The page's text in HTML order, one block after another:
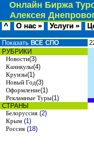
Онлайн Биржа
Алексея
^ О нас » Услуги »
Показать ВСЕ СПО
РУБРИКИ
Новости(3)
Каникулы(4)
Круизы(1)
Новый Год(3)
Оформление(1)
Рекламные Туры(1)
СТРАНЫ
Белоруссия (2)
Крым (1)
Россия (18)